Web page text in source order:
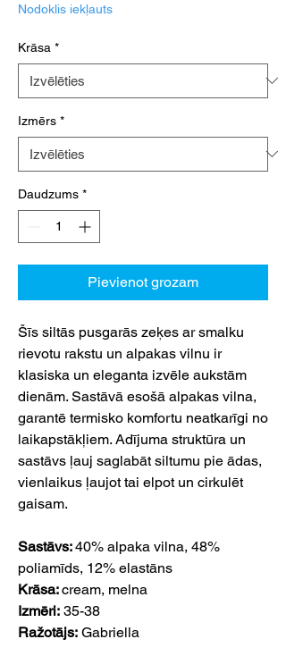
Nodoklis iekļauts
Krāsa *
Izmērs *
Daudzums *
Pievienot grozam
Šīs siltās pusgarās zeķes ar smalku
rievotu rakstu un alpakas vilnu ir
klasiska un eleganta izvēle aukstām
dienām. Sastāvā esošā alpakas vilna,
garantē termisko komfortu neatkarīgi no
laikapstākļiem. Adījuma struktūra un
sastāvs ļauj saglabāt siltumu pie ādas,
vienlaikus ļaujot tai elpot un cirkulēt
gaisam.
Sastāvs:40% alpaka vilna, 48%
poliamīds, 12% elastāns
Krāsa:cream, melna
Izmēri: 35-38
Ražotājs: Gabriella